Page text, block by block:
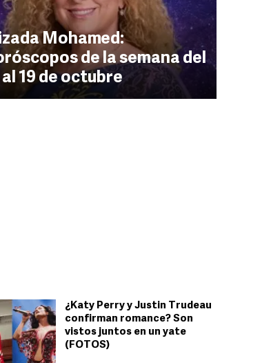
Mohamed:
de la semana del
al 19 de octubre
¿Katy Perry y Justin Trudeau
confirman romance? Son
vistos juntos en un yate
(FOTOS)